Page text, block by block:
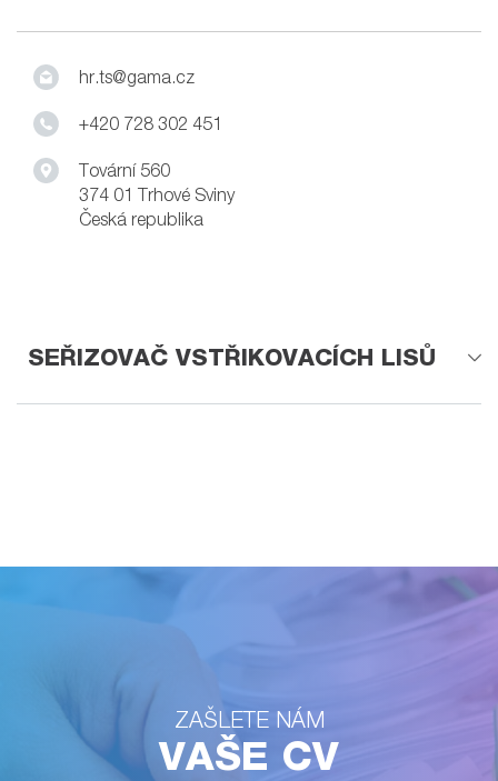
hr.ts@gama.cz
+420 728 302 451
Tovární 560
374 01 Trhové Sviny
Česká republika
SEŘIZOVAČ VSTŘIKOVACÍCH LISŮ
ZAŠLETE NÁM
VAŠE CV